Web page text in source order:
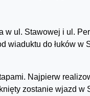
ul. Stawowej i ul.
wiaduktu do łuków
Najpierw
zostanie wjazd w